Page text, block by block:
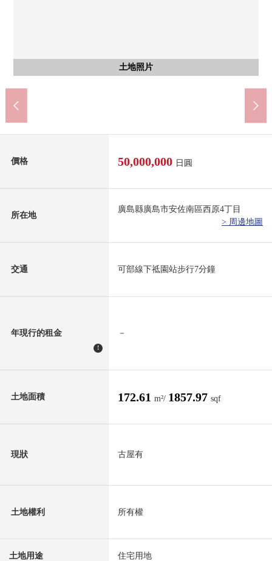
土地照片
土地照片
土地照片
含有前面道路的外觀
其他
其他
yume Terrace祗園(約230m)
中祗園郵局(約470m)
價格 50,000,000 日圓
所在地
廣島縣廣島市安佐南區西原4丁目
> 周邊地圖
交通 可部線下祗園站步行7分鐘
年現行的租金
!
－
土地面積 172.61 m²/ 1857.97 sqf
現狀 古屋有
土地權利 所有權
土地用途 住宅用地